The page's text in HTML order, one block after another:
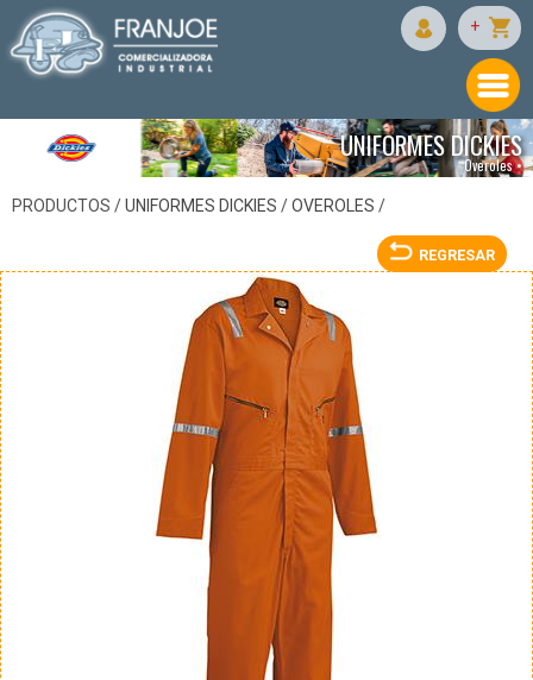
+
UNIFORMES DICKIES
Overoles •
PRODUCTOS /UNIFORMES DICKIES /OVEROLES /
REGRESAR